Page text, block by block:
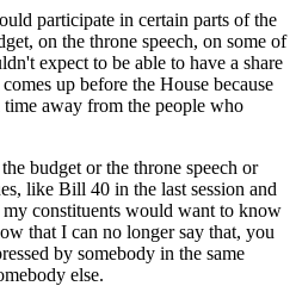
participate in certain parts of the
on the throne speech, on some of
expect to be able to have a share
up before the House because
away from the people who
budget or the throne speech or
like Bill 40 in the last session and
constituents would want to know
that I can no longer say that, you
by somebody in the same
else.